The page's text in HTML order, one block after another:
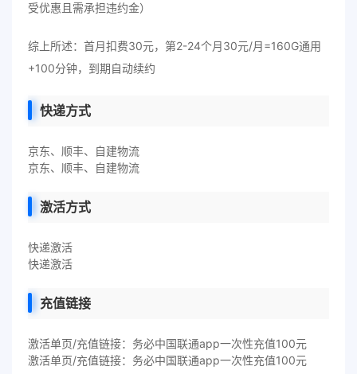
受优惠且需承担违约金）
综上所述：首月扣费30元，第2-24个月30元/月=160G通用
+100分钟，到期自动续约
快递方式
京东、顺丰、自建物流
京东、顺丰、自建物流
激活方式
快递激活
快递激活
充值链接
激活单页/充值链接：务必中国联通app一次性充值100元
激活单页/充值链接：务必中国联通app一次性充值100元